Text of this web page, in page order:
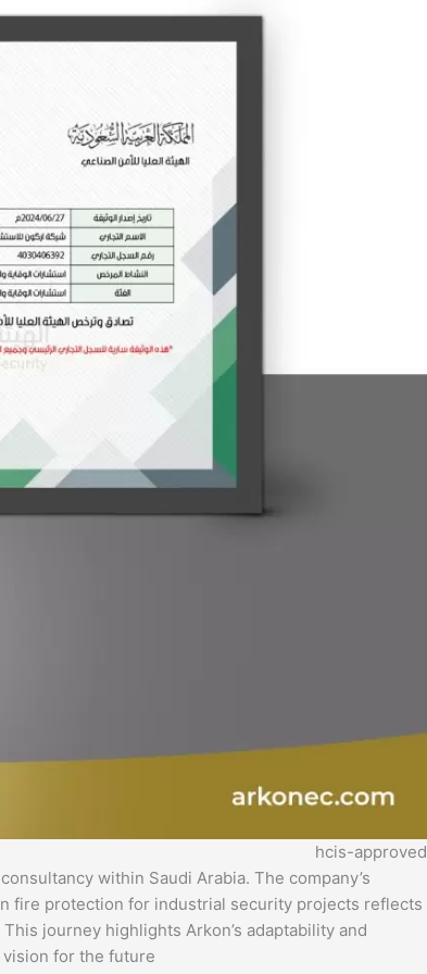
hcis-approved
within Saudi Arabia. The company’s
fire protection for industrial security projects reflects
journey highlights Arkon’s adaptability and
for the future.